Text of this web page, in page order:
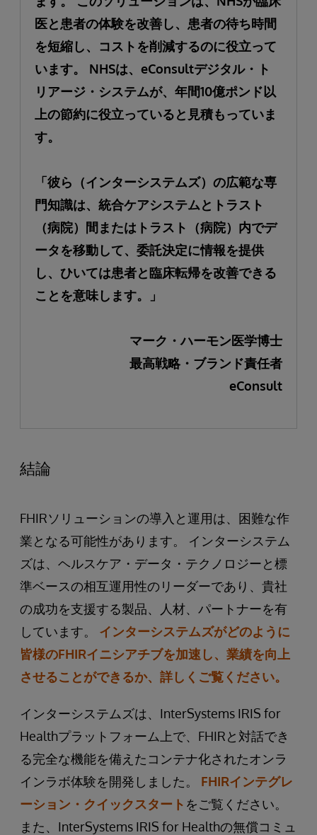
医と患者の体験を改善し、患者の待ち時間
を短縮し、コストを削減するのに役立って
います。 NHSは、eConsultデジタル・ト
リアージ・システムが、年間10億ポンド以
上の節約に役立っていると見積もっていま
す。
「彼ら（インターシステムズ）の広範な専
門知識は、統合ケアシステムとトラスト
（病院）間またはトラスト（病院）内でデ
ータを移動して、委託決定に情報を提供
し、ひいては患者と臨床転帰を改善できる
ことを意味します。」
マーク・ハーモン医学博士
最高戦略・ブランド責任者
eConsult
結論
FHIRソリューションの導入と運用は、困難な作
業となる可能性があります。 インターシステム
ズは、ヘルスケア・データ・テクノロジーと標
準ベースの相互運用性のリーダーであり、貴社
の成功を支援する製品、人材、パートナーを有
しています。 インターシステムズがどのように
皆様のFHIRイニシアチブを加速し、業績を向上
させることができるか、詳しくご覧ください。
インターシステムズは、InterSystems IRIS for
Healthプラットフォーム上で、FHIRと対話でき
る完全な機能を備えたコンテナ化されたオンラ
インラボ体験を開発しました。 FHIRインテグレ
ーション・クイックスタート をご覧ください。
また、InterSystems IRIS for Healthの無償コミュ